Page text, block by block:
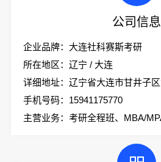
公司信息
企业品牌：大连社科赛斯考研
所在地区：辽宁 / 大连
手机号码：15941175770